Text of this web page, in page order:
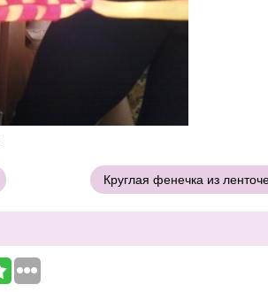
Круглая фенечка из